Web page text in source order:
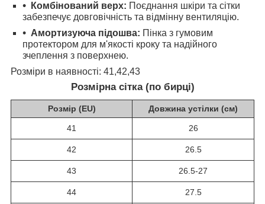
Комбінований верх: Поєднання шкіри та сітки
забезпечує довговічність та відмінну вентиляцію.
Амортизуюча підошва: Пінка з гумовим
протектором для м'якості кроку та надійного
зчеплення з поверхнею.
Розміри в наявності: 41,42,43
Розмірна сітка (по бирці)
Розмір (EU) Довжина устілки (см)
41 26
42 26.5
43 26.5-27
44 27.5